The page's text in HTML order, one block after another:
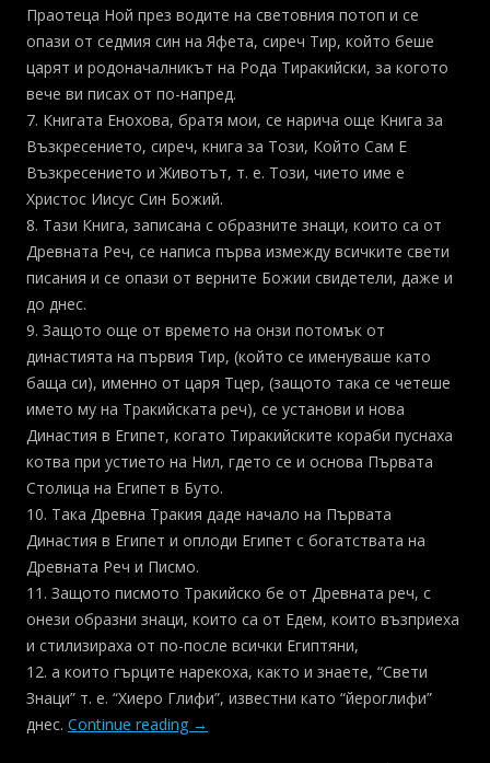
Праотеца Ной през водите на световния потоп и се
опази от седмия син на Яфета, сиреч Тир, който беше
царят и родоначалникът на Рода Тиракийски, за когото
вече ви писах от по-напред.
7. Книгата Енохова, братя мои, се нарича още Книга за
Възкресението, сиреч, книга за Този, Който Сам Е
Възкресението и Животът, т. е. Този, чието име е
Христос Иисус Син Божий.
8. Тази Книга, записана с образните знаци, които са от
Древната Реч, се написа първа измежду всичките свети
писания и се опази от верните Божии свидетели, даже и
до днес.
9. Защото още от времето на онзи потомък от
династията на първия Тир, (който се именуваше като
баща си), именно от царя Тцер, (защото така се четеше
името му на Тракийската реч), се установи и нова
Династия в Египет, когато Тиракийските кораби пуснаха
котва при устието на Нил, гдето се и основа Първата
Столица на Египет в Буто.
10. Така Древна Тракия даде начало на Първата
Династия в Египет и оплоди Египет с богатствата на
Древната Реч и Писмо.
11. Защото писмото Тракийско бе от Древната реч, с
онези образни знаци, които са от Едем, които възприеха
и стилизираха от по-после всички Египтяни,
12. а които гърците нарекоха, както и знаете, “Свети
Знаци” т. е. “Хиеро Глифи”, известни като “йероглифи”
днес. Continue reading →